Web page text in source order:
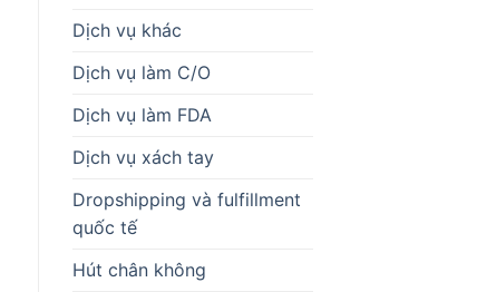
Dịch vụ khác
Dịch vụ làm C/O
Dịch vụ làm FDA
Dịch vụ xách tay
Dropshipping và fulfillment
quốc tế
Hút chân không